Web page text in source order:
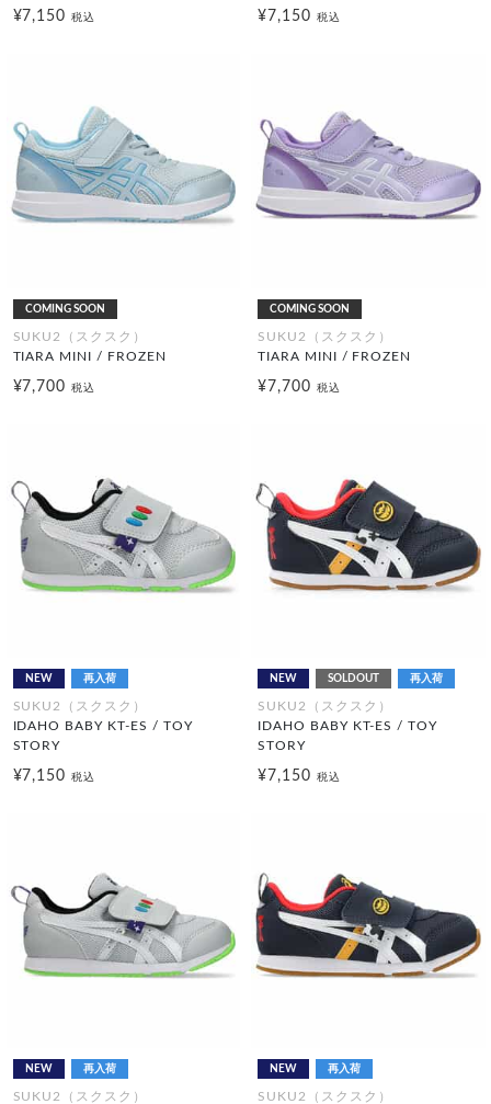
¥7,150税込 ¥7,150 税込
COMING SOON
SUKU2（スクスク）
TIARA MINI / FROZEN
¥7,700税込
COMING SOON
SUKU2（スクスク）
TIARA MINI / FROZEN
¥7,700 税込
NEW 再入荷
SUKU2（スクスク）
IDAHO BABY KT-ES / TOY
STORY
¥7,150税込
NEW SOLDOUT 再入荷
SUKU2（スクスク）
IDAHO BABY KT-ES / TOY
STORY
¥7,150 税込
NEW 再入荷
SUKU2（スクスク）
NEW 再入荷
SUKU2（スクスク）